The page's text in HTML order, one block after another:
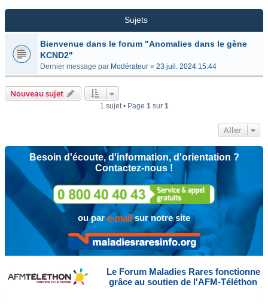
Sujets
Bienvenue dans le forum "Anomalies dans le gène
KCND2"
Dernier message par Modérateur « 23 juil. 2024 15:44
Nouveau sujet
1 sujet • Page 1sur 1
Aller
Besoin d'écoute, d'information, d'orientation ?
Contactez-nous !
ou pare-mailsur notre site
Le Forum Maladies Rares fonctionne
grâce au soutien de l'AFM-Téléthon